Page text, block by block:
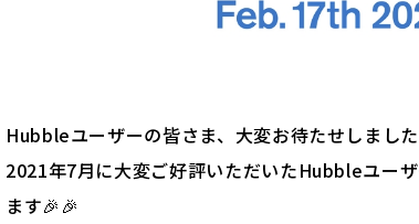
Hubbleユーザーの皆さま、大変お待たせしました
2021年7月に大変ご好評いただいたHubbleユー
ます🎉🎉